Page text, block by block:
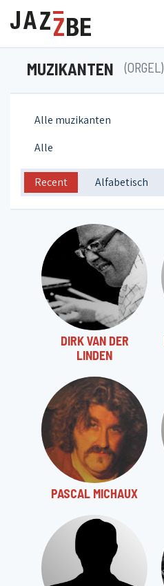
MUZIKANTEN (ORGEL)
Alle muzikanten
Alle
Recent Alfabetisch
DIRK VAN DER
LINDEN
PASCAL MICHAUX